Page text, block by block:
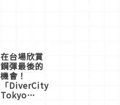
在台場欣賞
鋼彈最後的
機會！
「DiverCity
Tokyo